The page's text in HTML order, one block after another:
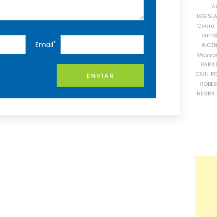
Email*
ENVIAR
Ceará
CIVIL
NEGRA